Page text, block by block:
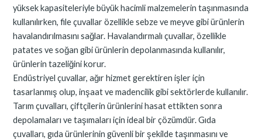
yüksek kapasiteleriyle büyük hacimli malzemelerin taşınmasında
kullanılırken, file çuvallar özellikle sebze ve meyve gibi ürünlerin
havalandırılmasını sağlar. Havalandırmalı çuvallar, özellikle
patates ve soğan gibi ürünlerin depolanmasında kullanılır,
ürünlerin tazeliğini korur.
Endüstriyel çuvallar, ağır hizmet gerektiren işler için
tasarlanmış olup, inşaat ve madencilik gibi sektörlerde kullanılır.
Tarım çuvalları, çiftçilerin ürünlerini hasat ettikten sonra
depolamaları ve taşımaları için ideal bir çözümdür. Gıda
çuvalları, gıda ürünlerinin güvenli bir şekilde taşınmasını ve